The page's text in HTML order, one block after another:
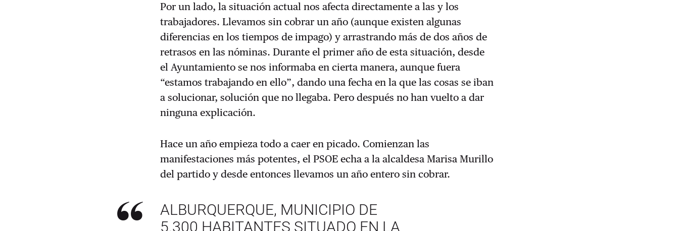
Por un lado, la situación actual nos afecta directamente a las y los
trabajadores. Llevamos sin cobrar un año (aunque existen algunas
diferencias en los tiempos de impago) y arrastrando más de dos años de
retrasos en las nóminas. Durante el primer año de esta situación, desde
el Ayuntamiento se nos informaba en cierta manera, aunque fuera
“estamos trabajando en ello”, dando una fecha en la que las cosas se iban
a solucionar, solución que no llegaba. Pero después no han vuelto a dar
ninguna explicación.
Hace un año empieza todo a caer en picado. Comienzan las
manifestaciones más potentes, el PSOE echa a la alcaldesa Marisa Murillo
del partido y desde entonces llevamos un año entero sin cobrar.
ALBURQUERQUE, MUNICIPIO DE